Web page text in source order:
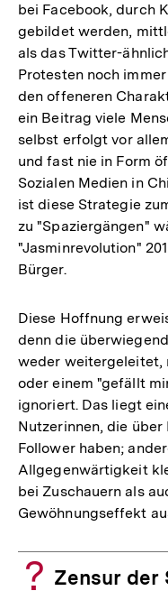
bei Facebook, durch
gebildet werden,
als das Twitter-
Protesten noch
den offeneren
ein Beitrag viele
selbst erfolgt vor
und fast nie in Form
Sozialen Medien in
ist diese Strategie
zu "Spaziergängen"
"Jasminrevolution"
Bürger.
Diese Hoffnung
denn die
weder weitergeleitet,
oder einem "gefällt
ignoriert. Das liegt
Nutzerinnen, die
Follower haben;
Allgegenwärtigkeit
bei Zuschauern als
Gewöhnungseffekt
Zensur der